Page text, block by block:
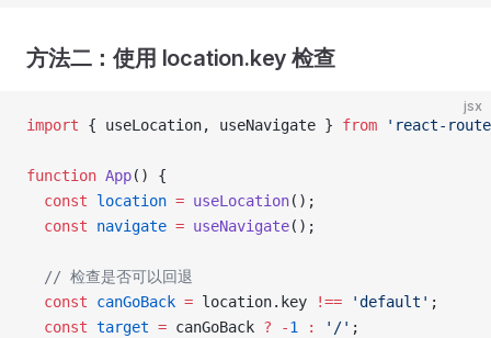
方法二：使用 location.key 检查
jsx
import { useLocation, useNavigate } from 'react-
function App() {
  const
location = useLocation();
  const
navigate = useNavigate();
  // 检查是否可以回退
  const
canGoBack = location.key !== 'default' ;
  const
target = canGoBack ? -1 : '/' ;